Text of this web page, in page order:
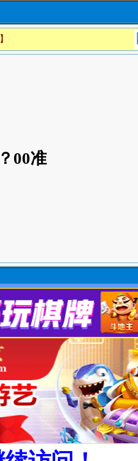
】
？00准